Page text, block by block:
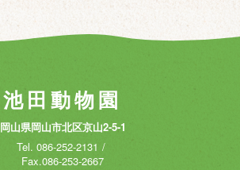
池田動物園
岡山県岡山市北区京山2-5-1
Tel. 086-252-2131
Fax.086-253-2667